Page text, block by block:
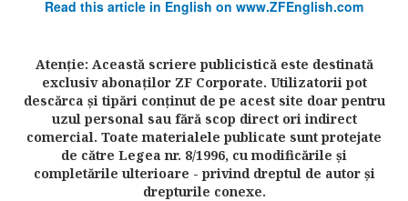
Read this article in English on www.ZFEnglish.com
Atenţie: Această scriere publicistică este destinată
exclusiv abonaţilor ZF Corporate. Utilizatorii pot
descărca şi tipări conţinut de pe acest site doar pentru
uzul personal sau fără scop direct ori indirect
comercial. Toate materialele publicate sunt protejate
de către Legea nr. 8/1996, cu modificările şi
completările ulterioare - privind dreptul de autor şi
drepturile conexe.